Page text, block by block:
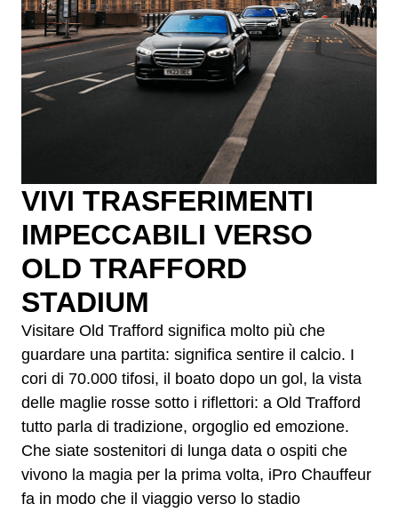
VIVI TRASFERIMENTI
IMPECCABILI VERSO
OLD TRAFFORD
STADIUM
Visitare Old Trafford significa molto più che
guardare una partita: significa sentire il calcio. I
cori di 70.000 tifosi, il boato dopo un gol, la vista
delle maglie rosse sotto i riflettori: a Old Trafford
tutto parla di tradizione, orgoglio ed emozione.
Che siate sostenitori di lunga data o ospiti che
vivono la magia per la prima volta, iPro Chauffeur
fa in modo che il viaggio verso lo stadio